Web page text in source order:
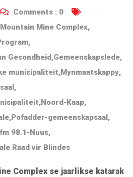
Comments : 0
Mine Complex,
,
Gesondheid,Gemeenskapslede,
munisipaliteit,Mynmaatskappy,
,
,Noord-Kaap,
,Pofadder-gemeenskapsaal,
98.1-Nuus,
Raad vir Blindes
Complex se jaarlikse katarak